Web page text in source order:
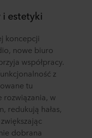
i estetyki
koncepcji
nowe biuro
współpracy.
z
tu
rozwiązania, w
redukują hałas,
dobrana